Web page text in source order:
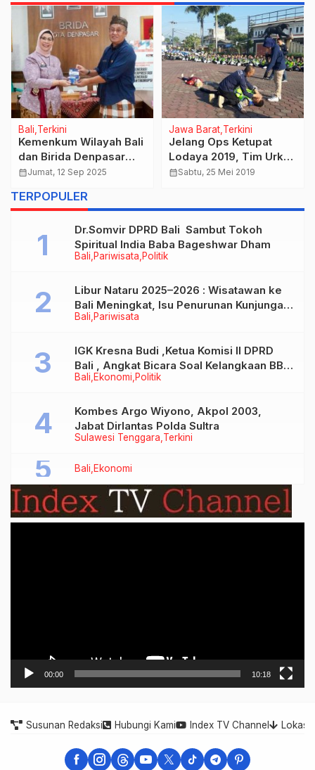
Bali Terkini
Kemenkum Wilayah Bali
dan Birida Denpasar
Gelar Sosialisasi Hak
Bagi Kreator
calendar_monthJumat, 12 Sep 2025
Jawa Barat Terkini
Jelang Ops Ketupat
Lodaya 2019, Tim Urkes
Polres Bandung Bekali
calendar_monthSabtu, 25 Mei 2019
TERPOPULER
Bali Pariwisata Politik
Dr.Somvir DPRD Bali Sambut Tokoh
Spiritual India Baba Bageshwar Dham
Bali Pariwisata
Libur Nataru 2025–2026 : Wisatawan ke
Bali Meningkat, Isu Penurunan Kunjungan
Tidak Benar
Bali Ekonomi Politik
IGK Kresna Budi ,Ketua Komisi II DPRD
Bali , Angkat Bicara Soal Kelangkaan BBM
Bersubsidi Jenis Solar
Sulawesi Tenggara Terkini
Kombes Argo Wiyono, Akpol 2003,
Jabat Dirlantas Polda Sultra
Bali Ekonomi
00:00 10:18
Susunan Redaksi Hubungi Kami Index TV Channel Lokasi